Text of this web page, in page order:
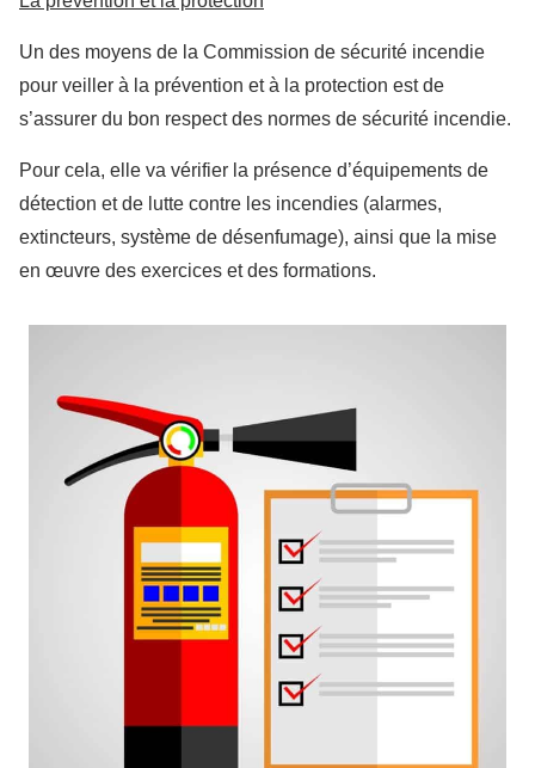
Un des moyens de la Commission de sécurité incendie
pour veiller à la prévention et à la protection est de
s’assurer du bon respect des normes de sécurité incendie.
Pour cela, elle va vérifier la présence d’équipements de
détection et de lutte contre les incendies (alarmes,
extincteurs, système de désenfumage), ainsi que la mise
en œuvre des exercices et des formations.